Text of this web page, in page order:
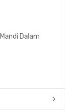
Dalam